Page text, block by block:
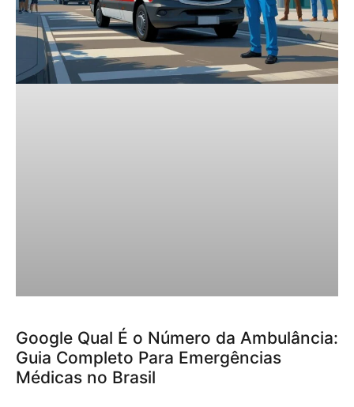
Google Qual É o Número da Ambulância:
Guia Completo Para Emergências
Médicas no Brasil